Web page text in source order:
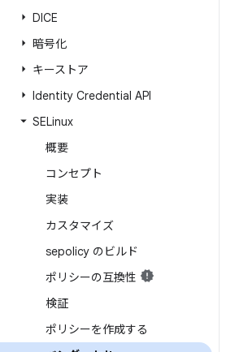
DICE
暗号化
キーストア
Identity Credential API
SELinux
概要
コンセプト
実装
カスタマイズ
sepolicy のビルド
ポリシーの互換性
検証
ポリシーを作成する